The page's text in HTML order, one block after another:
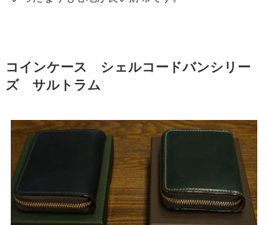
コインケース シェルコードバンシリー
ズ サルトラム